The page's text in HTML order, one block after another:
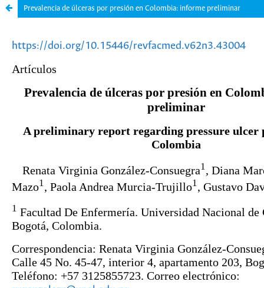
Prevalencia de úlceras por presión en Colombia: informe preliminar